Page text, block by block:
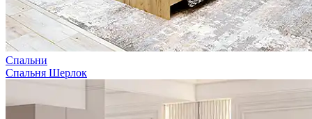
Спальни
Спальня Шерлок